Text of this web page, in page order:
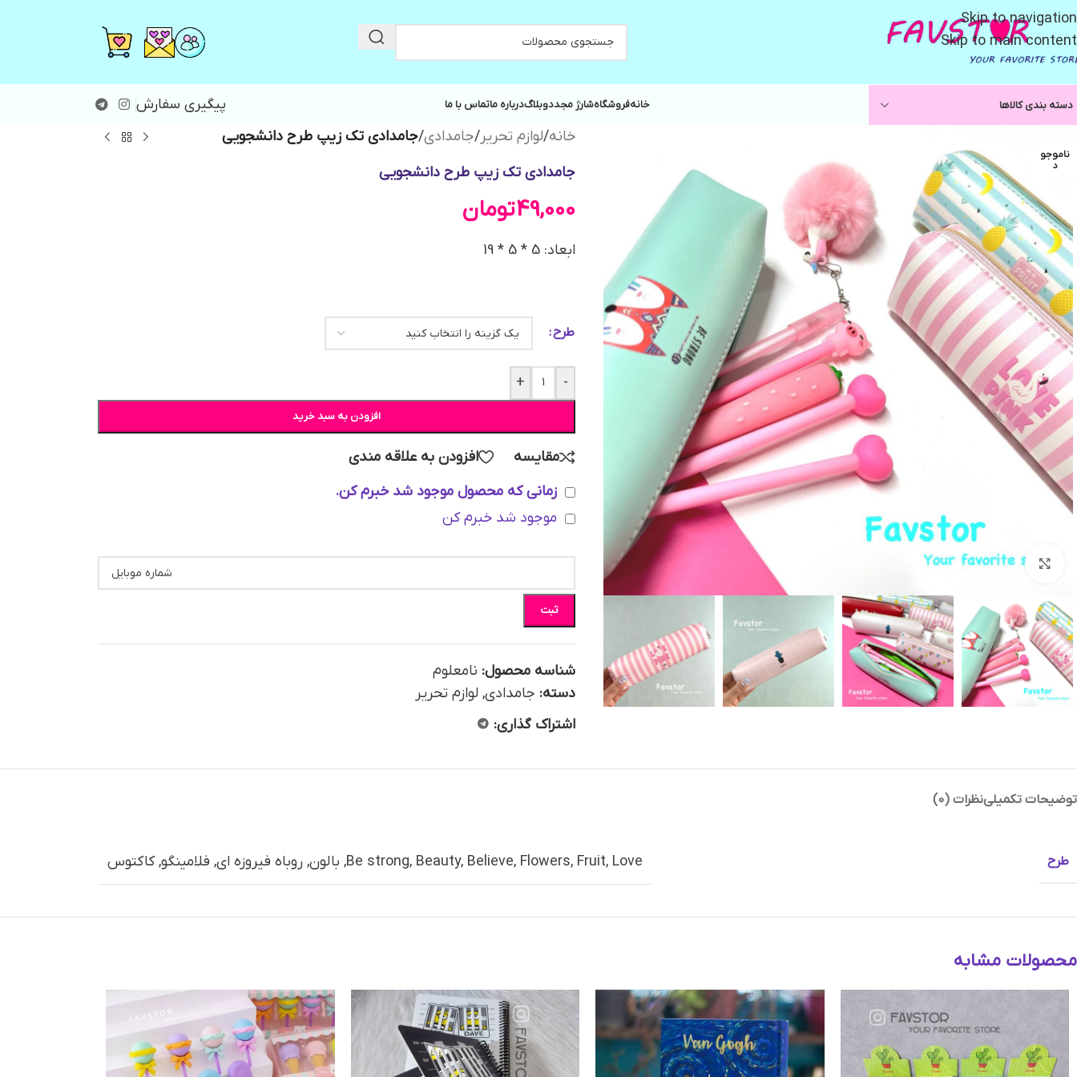
Skip to navigation
Skip to main content
دسته بندی کالاها خانهفروشگاهشارژ مجددوبلاگدرباره ماتماس با ما پیگیری سفارش
ناموجو
د
بزرگنمایی تصویر
خانه/لوازم تحریر/جامدادی/جامدادی تک زیپ طرح دانشجویی
جامدادی تک زیپ طرح دانشجویی
49,000تومان
ابعاد: 5 * 5 * 19
طرح
-
+
افزودن به سبد خرید
مقایسه
افزودن به علاقه مندی
زمانی که محصول موجود شد خبرم کن.
موجود شد خبرم کن
ثبت
شناسه محصول: نامعلوم
دسته: جامدادی, لوازم تحریر
اشتراک گذاری:
توضیحات تکمیلینظرات (0)
طرح Be strong, Beauty, Believe, Flowers, Fruit, Love
, بالون, روباه فیروزه ای, فلامینگو,کاکتوس
محصولات مشابه
Instagram